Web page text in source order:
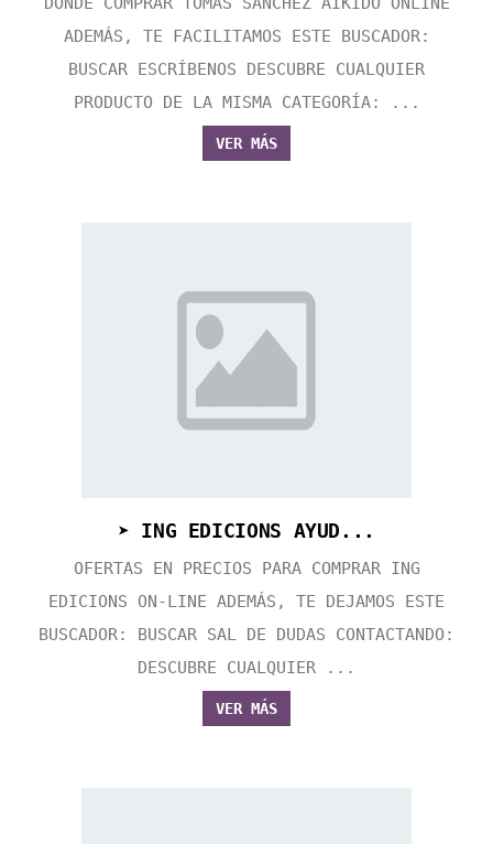
ADEMÁS, TE FACILITAMOS ESTE BUSCADOR:
BUSCAR ESCRÍBENOS DESCUBRE CUALQUIER
PRODUCTO DE LA MISMA CATEGORÍA: ...
VER MÁS
➤ ING EDICIONS AYUD...
OFERTAS EN PRECIOS PARA COMPRAR ING
EDICIONS ON-LINE ADEMÁS, TE DEJAMOS ESTE
BUSCADOR: BUSCAR SAL DE DUDAS CONTACTANDO:
DESCUBRE CUALQUIER ...
VER MÁS